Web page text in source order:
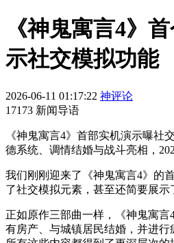
《神鬼寓言4》
示社交模拟功能
2026-06-11 01:17:22 神评论
17173 新闻导语
《神鬼寓言4》首部实机演示曝社
德系统、调情结婚与战斗亮相，
我们刚刚迎来了《神鬼寓言4》的
了社交模拟元素，甚至还简要展示
正如原作三部曲一样，《神鬼寓言
有房产、与城镇居民结婚，并进